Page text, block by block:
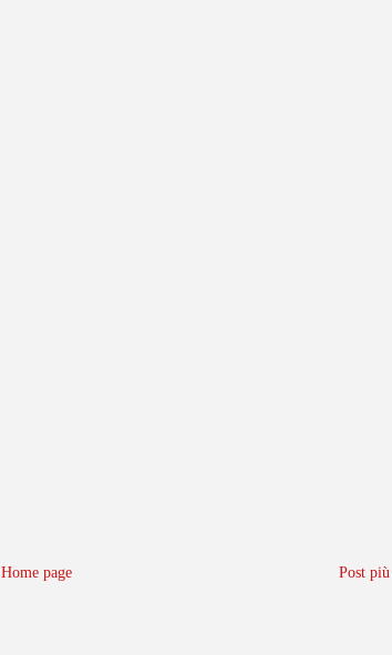
Post
Home page